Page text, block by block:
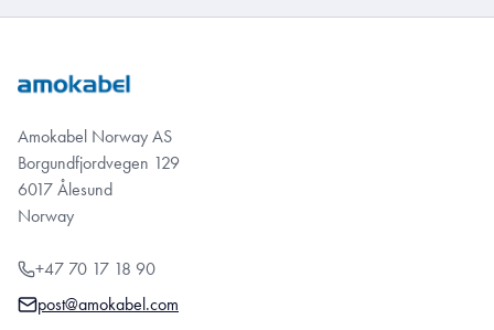
Amokabel Norway AS
Borgundfjordvegen 129
6017 Ålesund
Norway
+47 70 17 18 90
post@amokabel.com